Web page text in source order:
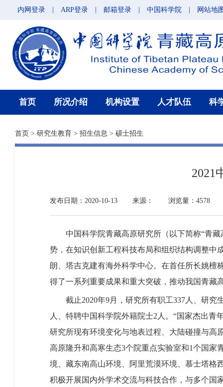
内网登录 ARP登录 邮箱登录 中国科学院 网站地
首页 所况介绍 机构设置 人才队伍 科
首页 > 研究生教育 > 招生信息 > 硕士招生
2021
发布日期：2020-10-13 来源： 浏览量：4578
中国科学院青藏高原研究所（以下简称“青
势，在知识创新工程科技布局和组织结构调整中
朗、塔吉克建有海外科学中心。在首任所长姚檀
得了一系列重要成果和重大突破，推动我国青藏
截止2020年9月，研究所有职工337人、研
人、特聘中国科学院外籍院士2人。“国家杰出青
研究所现有环境变化与地表过程、大陆碰撞与高
高原隆升和高寒生态3个院重点实验室和1个国家
境、藏东南高山环境、阿里荒漠环境、慕士塔格
积极开展国内外学术交流与科技合作，与多个国